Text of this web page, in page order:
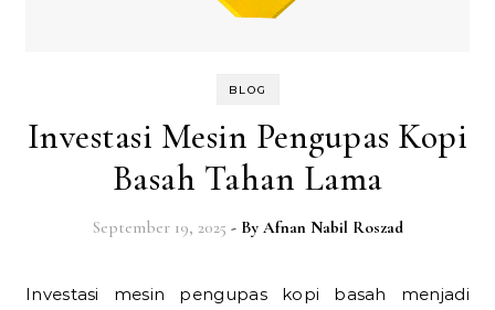
BLOG
Investasi Mesin Pengupas Kopi
Basah Tahan Lama
September 19, 2025 - By Afnan Nabil Roszad
Investasi mesin pengupas kopi basah menjadi